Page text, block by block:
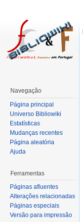
Navegação
Página principal
Universo Bibliowiki
Estatísticas
Mudanças recentes
Página aleatória
Ajuda
Ferramentas
Páginas afluentes
Alterações relacionadas
Páginas especiais
Versão para impressão